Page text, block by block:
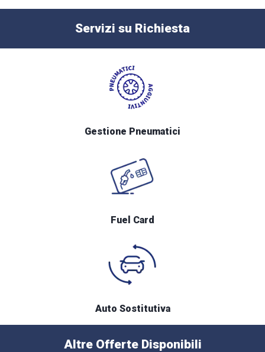
Servizi su Richiesta
Gestione Pneumatici
Fuel Card
Auto Sostitutiva
Altre Offerte Disponibili